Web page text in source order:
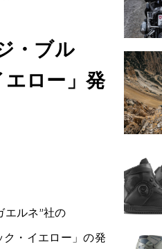
・ブル
ロー」発
エルネ”社の
・イエロー」の発